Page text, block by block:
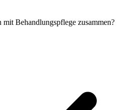
Behandlungspflege zusammen?